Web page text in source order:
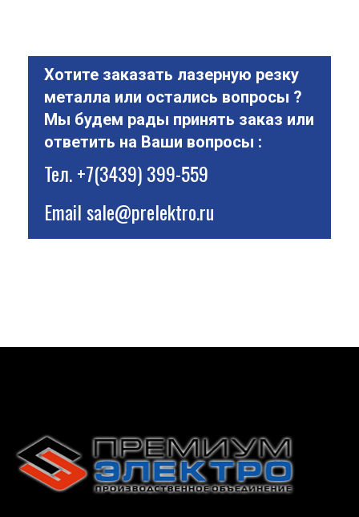
Хотите заказать лазерную резку
металла или остались вопросы ?
Мы будем рады принять заказ или
ответить на Ваши вопросы :
Тел.+7(3439) 399-559
Emailsale@prelektro.ru